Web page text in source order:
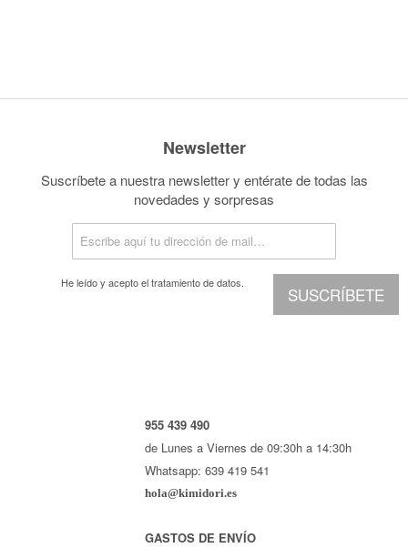
Newsletter
Suscríbete a nuestra newsletter y entérate de todas las
novedades y sorpresas
SUSCRÍBETE
He leído y acepto eltratamiento de datos.
955 439 490
de Lunes a Viernes de 09:30h a 14:30h
Whatsapp: 639 419 541
hola@kimidori.es
GASTOS DE ENVÍO